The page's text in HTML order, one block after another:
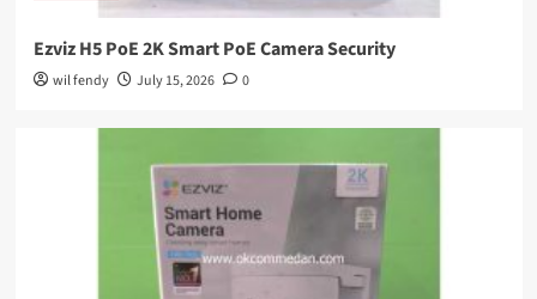
Ezviz H5 PoE 2K Smart PoE Camera Security
wil fendy July 15, 2026 0